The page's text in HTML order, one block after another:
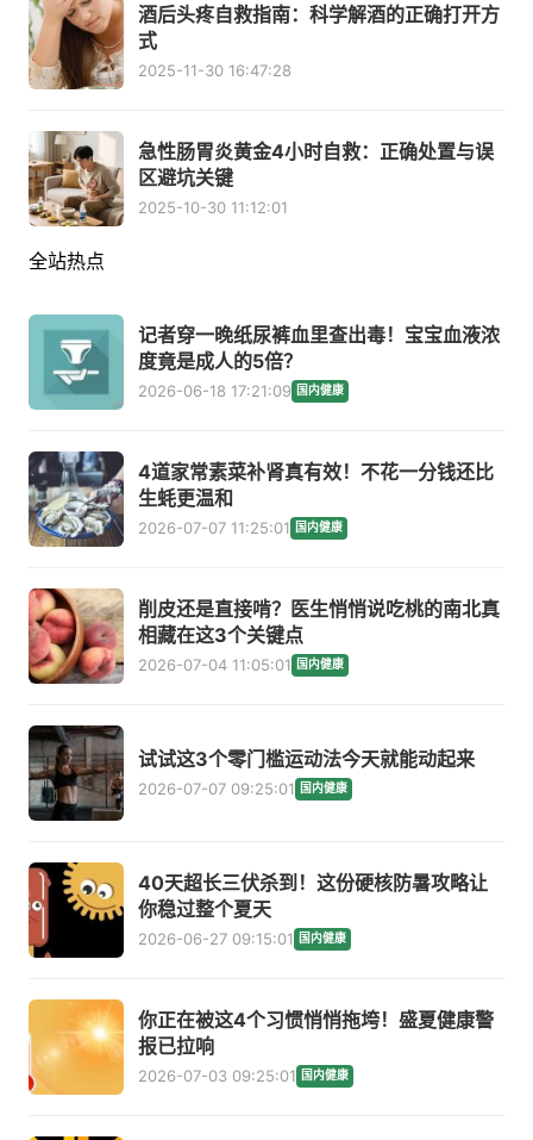
酒后头疼自救指南：科学解酒的正确打开方
式
2025-11-30 16:47:28
急性肠胃炎黄金4小时自救：正确处置与误
区避坑关键
2025-10-30 11:12:01
全站热点
记者穿一晚纸尿裤血里查出毒！宝宝血液浓
度竟是成人的5倍？
2026-06-18 17:21:09 国内健康
4道家常素菜补肾真有效！不花一分钱还比
生蚝更温和
2026-07-07 11:25:01 国内健康
削皮还是直接啃？医生悄悄说吃桃的南北真
相藏在这3个关键点
2026-07-04 11:05:01 国内健康
试试这3个零门槛运动法今天就能动起来
2026-07-07 09:25:01 国内健康
40天超长三伏杀到！这份硬核防暑攻略让
你稳过整个夏天
2026-06-27 09:15:01 国内健康
你正在被这4个习惯悄悄拖垮！盛夏健康警
报已拉响
2026-07-03 09:25:01 国内健康